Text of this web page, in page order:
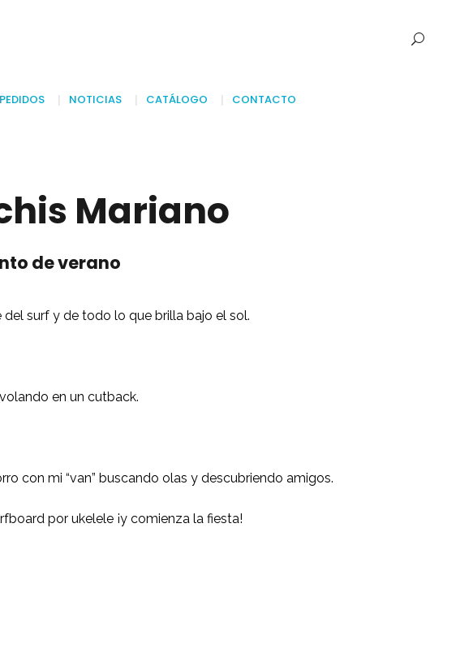
PEDIDOS NOTICIAS CATÁLOGO CONTACTO
Mariano
de verano
del surf y de todo lo que brilla bajo el sol.
en un cutback.
con mi “van” buscando olas y descubriendo amigos.
por ukelele ¡y comienza la fiesta!